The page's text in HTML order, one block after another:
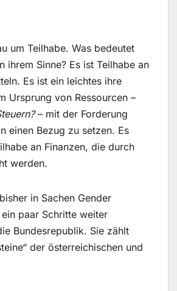
um Teilhabe. Was bedeutet
ihrem Sinne? Es ist Teilhabe an
Es ist ein leichtes ihre
Ursprung von Ressourcen –
– mit der Forderung
einen Bezug zu setzen. Es
an Finanzen, die durch
werden.
in Sachen Gender
paar Schritte weiter
Bundesrepublik. Sie zählt
der österreichischen und